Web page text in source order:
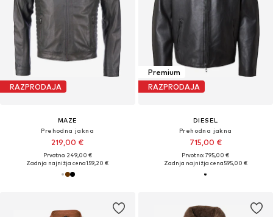
RAZPRODAJA
MAZE
Prehodna jakna
219,00 €
Prvotno: 249,00 €
Zadnja najnižja cena159,20 €
Premium
RAZPRODAJA
DIESEL
Prehodna jakna
715,00 €
Prvotno: 795,00 €
Zadnja najnižja cena595,00 €